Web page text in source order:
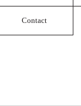
Contact